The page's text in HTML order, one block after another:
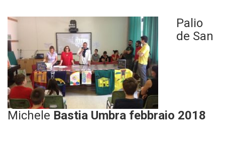
Palio
de San
Michele Bastia Umbra febbraio 2018